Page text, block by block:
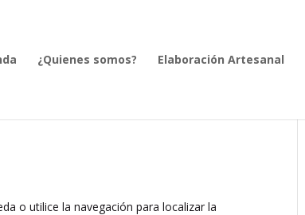
¿Quienes somos? Elaboración Artesanal
o utilice la navegación para localizar la